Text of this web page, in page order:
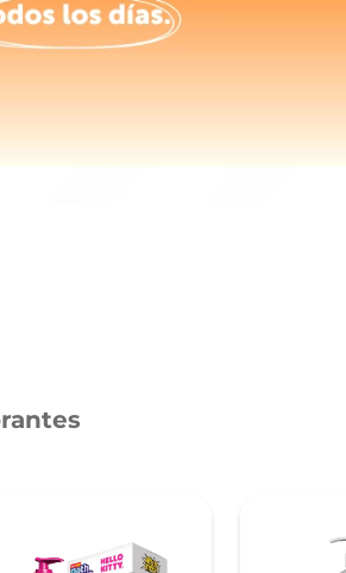
pestañas